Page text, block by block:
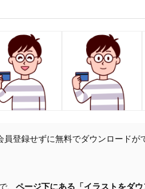
員登録せずに無料でダウンロードが
、 ページ下にある「イラストをダ